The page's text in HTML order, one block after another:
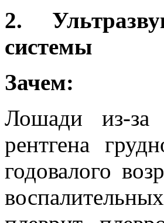
2.
системы
Зачем:
Лошади из-за
рентгена
годовалого